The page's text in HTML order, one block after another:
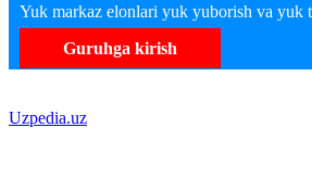
Yuk markaz elonlari yuk yuborish va yuk
Guruhga kirish
Uzpedia.uz